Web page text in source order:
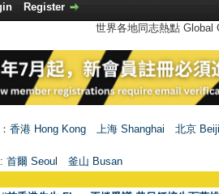
Register
世界各地同志熱點
香港 Hong Kong 上海 Shanghai
北京
首爾 Seoul 釜山 Busan